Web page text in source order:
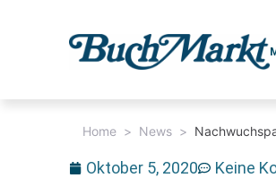
Home > News >
Oktober 5, 2020 Keine